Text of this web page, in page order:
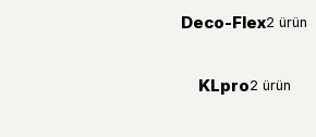
Deco-Flex2 ürün
KLpro2 ürün